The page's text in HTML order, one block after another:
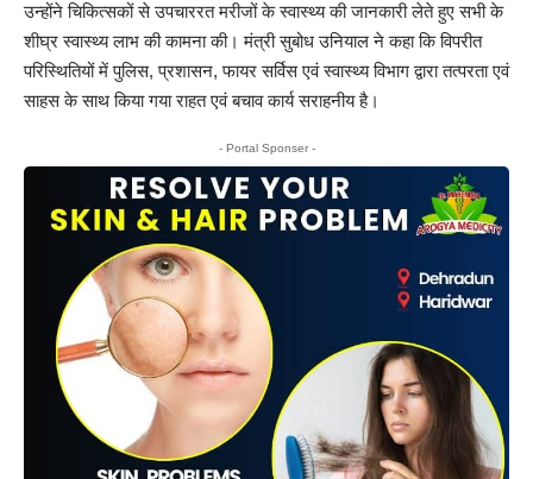
उन्होंने चिकित्सकों से उपचाररत मरीजों के स्वास्थ्य की जानकारी लेते हुए सभी के
शीघ्र स्वास्थ्य लाभ की कामना की। मंत्री सुबोध उनियाल ने कहा कि विपरीत
परिस्थितियों में पुलिस, प्रशासन, फायर सर्विस एवं स्वास्थ्य विभाग द्वारा तत्परता एवं
साहस के साथ किया गया राहत एवं बचाव कार्य सराहनीय है।
- Portal Sponser -